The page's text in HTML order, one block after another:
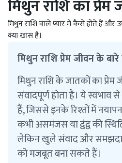
मिथुन राशि का प्रेम
मिथुन राशि वाले प्यार में कैसे होते हैं
क्या खास है।
मिथुन राशि प्रेम जीवन के
मिथुन राशि के जातकों का
संवादपूर्ण होता है। ये स्वभाव
हैं, जिससे इनके रिश्तों में
कभी असमंजस या द्वंद्व की
लेकिन खुले संवाद और
को मजबूत बना सकते हैं।